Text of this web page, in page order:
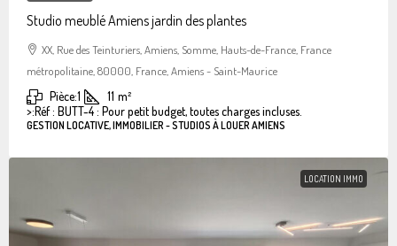
Studio meublé Amiens jardin des plantes
XX, Rue des Teinturiers, Amiens, Somme, Hauts-de-France, France
métropolitaine, 80000, France, Amiens - Saint-Maurice
Pièce:1 11 m²
>:Réf : BUTT-4 : Pour petit budget, toutes charges incluses.
GESTION LOCATIVE, IMMOBILIER - STUDIOS À LOUER AMIENS
LOCATION IMMO